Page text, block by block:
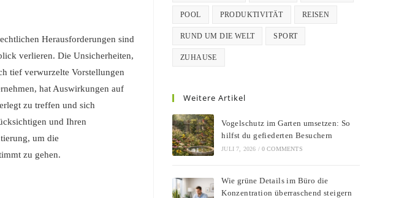
Herausforderungen sind
verlieren. Die Unsicherheiten,
tief verwurzelte Vorstellungen
hat Auswirkungen auf
zu treffen und sich
und Ihren
um die
zu gehen.
POOL PRODUKTIVITÄT REISEN
RUND UM DIE WELT SPORT
ZUHAUSE
Weitere Artikel
Vogelschutz im Garten umsetzen: So
hilfst du gefiederten Besuchern
JULI 7, 2026 / 0 COMMENTS
Wie grüne Details im Büro die
Konzentration überraschend steigern